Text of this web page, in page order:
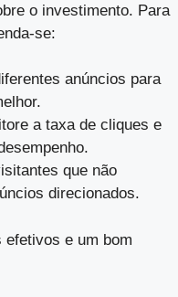
o investimento. Para
se:
anúncios para
a taxa de cliques e
que não
direcionados.
efetivos e um bom